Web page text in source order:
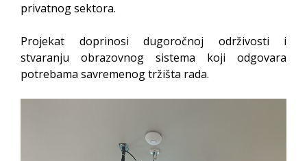
privatnog sektora.
Projekat doprinosi dugoročnoj održivosti i
stvaranju obrazovnog sistema koji odgovara
potrebama savremenog tržišta rada.